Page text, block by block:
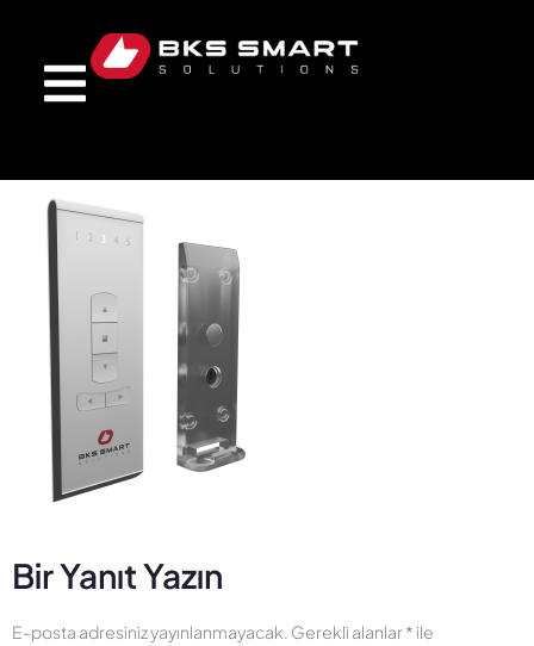
Bir Yanıt Yazın
E-posta adresiniz yayınlanmayacak. Gerekli alanlar*ile